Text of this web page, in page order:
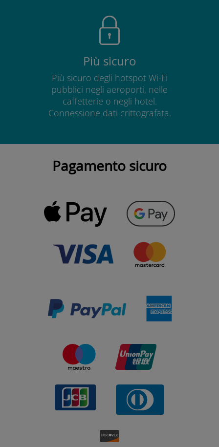
Più sicuro
Più sicuro degli hotspot Wi-Fi
pubblici negli aeroporti, nelle
caffetterie o negli hotel.
Connessione dati crittografata.
Pagamento sicuro